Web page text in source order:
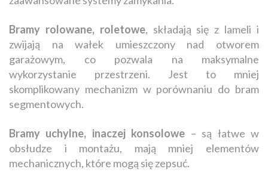
Bramy rolowane, roletowe, składają się z lameli i
zwijają na wałek umieszczony nad otworem
garażowym, co pozwala na maksymalne
wykorzystanie przestrzeni. Jest to mniej
skomplikowany mechanizm w porównaniu do bram
segmentowych.
Bramy uchylne, inaczej konsolowe – są łatwe w
obsłudze i montażu, mają mniej elementów
mechanicznych, które mogą się zepsuć.